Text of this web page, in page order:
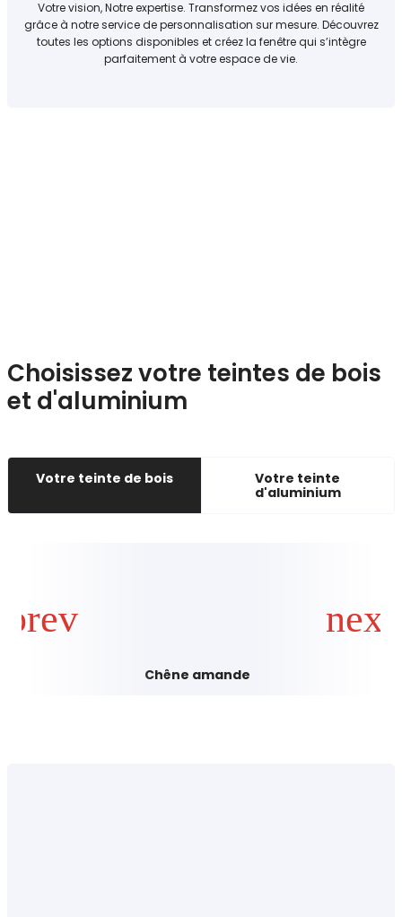
Votre vision, Notre expertise. Transformez vos idées en réalité
grâce à notre service de personnalisation sur mesure. Découvrez
toutes les options disponibles et créez la fenêtre qui s’intègre
parfaitement à votre espace de vie.
Choisissez votre teintes de bois
et d'aluminium
Votre teinte de bois
Votre teinte
d'aluminium
Chêne amande